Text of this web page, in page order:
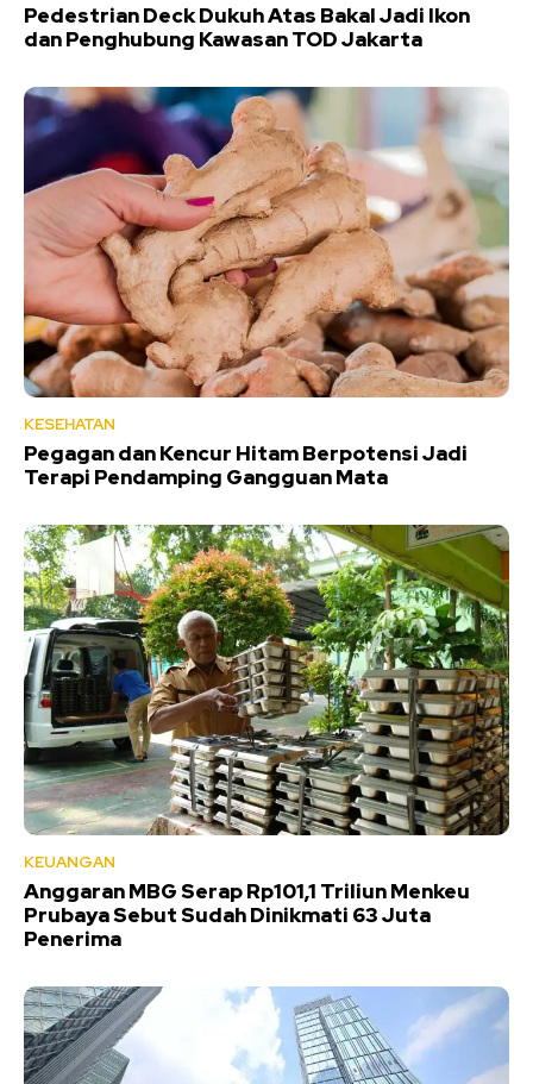
Pedestrian Deck Dukuh Atas Bakal Jadi Ikon
dan Penghubung Kawasan TOD Jakarta
KESEHATAN
Pegagan dan Kencur Hitam Berpotensi Jadi
Terapi Pendamping Gangguan Mata
KEUANGAN
Anggaran MBG Serap Rp101,1 Triliun Menkeu
Prubaya Sebut Sudah Dinikmati 63 Juta
Penerima